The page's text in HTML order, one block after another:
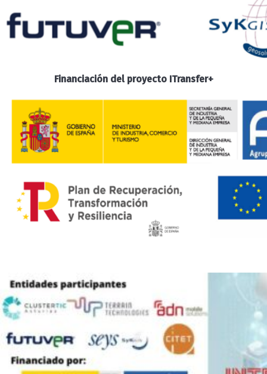
Financiación del proyecto ITransfer+